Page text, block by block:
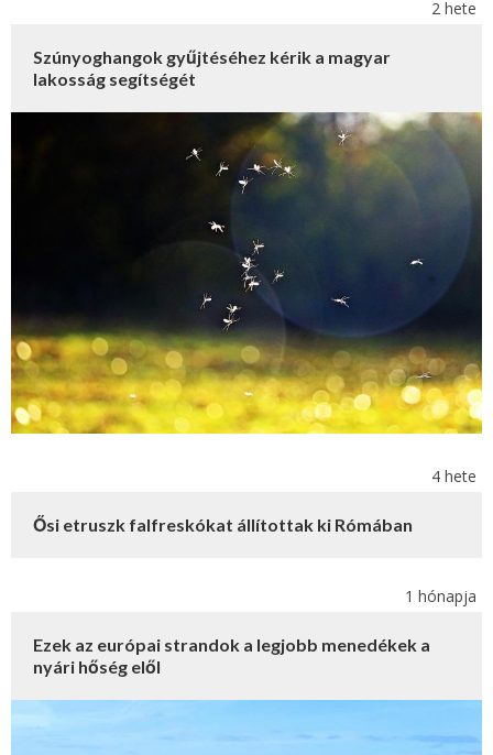
2 hete
Szúnyoghangok gyűjtéséhez kérik a magyar
lakosság segítségét
4 hete
Ősi etruszk falfreskókat állítottak ki Rómában
1 hónapja
Ezek az európai strandok a legjobb menedékek a
nyári hőség elől